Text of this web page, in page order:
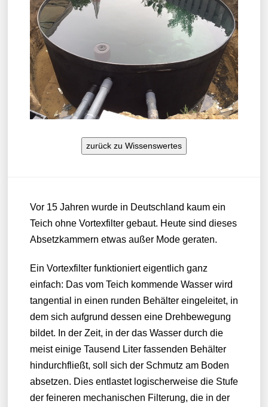
zurück zu Wissenswertes
Vor 15 Jahren wurde in Deutschland kaum ein
Teich ohne Vortexfilter gebaut. Heute sind dieses
Absetzkammern etwas außer Mode geraten.
Ein Vortexfilter funktioniert eigentlich ganz
einfach: Das vom Teich kommende Wasser wird
tangential in einen runden Behälter eingeleitet, in
dem sich aufgrund dessen eine Drehbewegung
bildet. In der Zeit, in der das Wasser durch die
meist einige Tausend Liter fassenden Behälter
hindurchfließt, soll sich der Schmutz am Boden
absetzen. Dies entlastet logischerweise die Stufe
der feineren mechanischen Filterung, die in der